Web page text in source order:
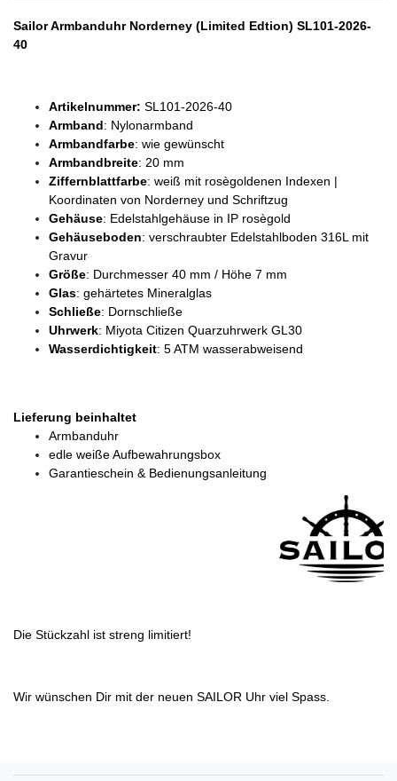
Sailor Armbanduhr Norderney (Limited Edtion) SL101-2026-
40
Artikelnummer: SL101-2026-40
Armband: Nylonarmband
Armbandfarbe: wie gewünscht
Armbandbreite: 20 mm
Ziffernblattfarbe: weiß mit rosègoldenen Indexen |
Koordinaten von Norderney und Schriftzug
Gehäuse: Edelstahlgehäuse in IP rosègold
Gehäuseboden: verschraubter Edelstahlboden 316L mit
Gravur
Größe: Durchmesser 40 mm / Höhe 7 mm
Glas: gehärtetes Mineralglas
Schließe: Dornschließe
Uhrwerk: Miyota Citizen Quarzuhrwerk GL30
Wasserdichtigkeit: 5 ATM wasserabweisend
Lieferung beinhaltet
Armbanduhr
edle weiße Aufbewahrungsbox
Garantieschein & Bedienungsanleitung
Die Stückzahl ist streng limitiert!
Wir wünschen Dir mit der neuen SAILOR Uhr viel Spass.